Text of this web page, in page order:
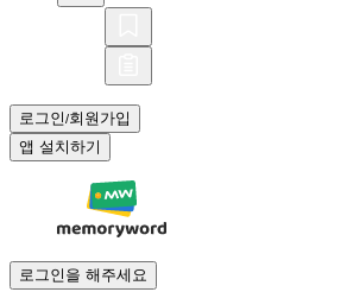
로그인/회원가입
앱 설치하기
로그인을 해주세요